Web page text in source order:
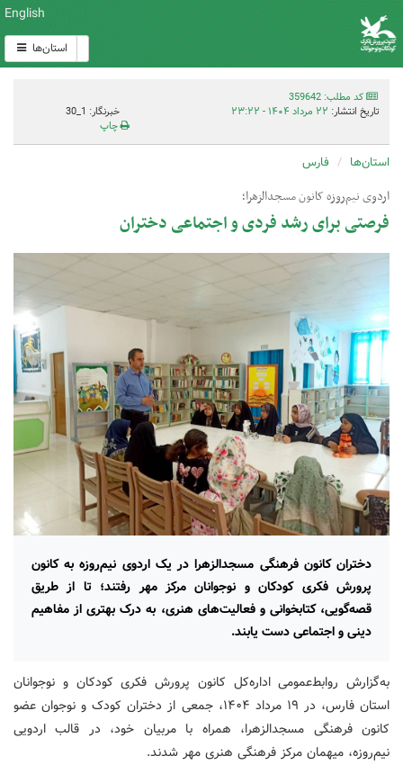
English
استان‌ها
کد مطلب: 359642
تاریخ انتشار: ۲۲ مرداد ۱۴۰۴ - ۲۳:۲۲
خبرنگار: 1_30
چاپ
استان‌ها فارس
اردوی نیم‌روزه کانون مسجدالزهرا؛
فرصتی برای رشد فردی و اجتماعی دختران
دختران کانون فرهنگی مسجدالزهرا در یک اردوی نیم‌روزه به کانون
پرورش فکری کودکان و نوجوانان مرکز مهر رفتند؛ تا از طریق
قصه‌گویی، کتابخوانی و فعالیت‌های هنری، به درک بهتری از مفاهیم
دینی و اجتماعی دست یابند.
به‌گزارش روابط‌عمومی اداره‌کل کانون پرورش فکری کودکان و نوجوانان
استان فارس، در ۱۹ مرداد ۱۴۰۴، جمعی از دختران کودک و نوجوان عضو
کانون فرهنگی مسجدالزهرا، همراه با مربیان خود، در قالب اردویی
نیم‌روزه، میهمان مرکز فرهنگی هنری مهر شدند.